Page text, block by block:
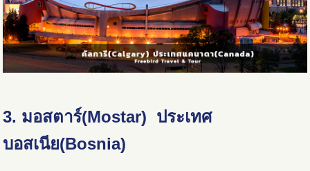
3. มอสตาร์(Mostar) ประเทศ
บอสเนีย(Bosnia)